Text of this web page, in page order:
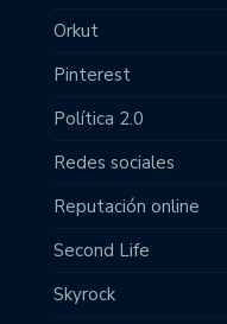
Orkut
Pinterest
Política 2.0
Redes sociales
Reputación online
Second Life
Skyrock